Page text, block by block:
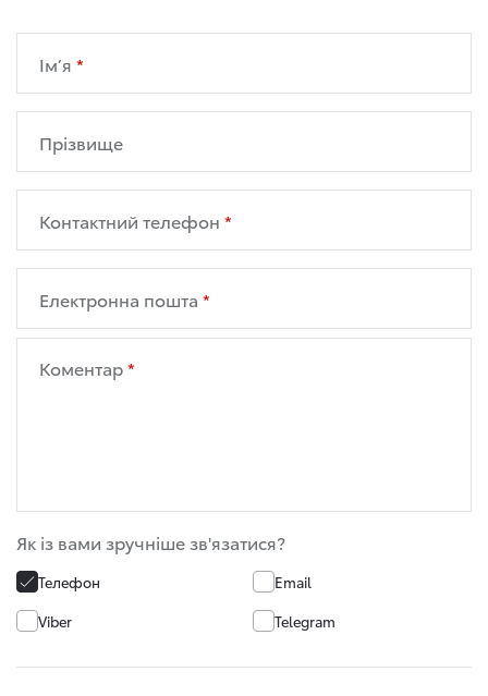
Ім’я
Прізвище
Контактний телефон
Електронна пошта
Коментар
Як із вами зручніше зв'язатися?
Телефон
Email
Viber
Telegram